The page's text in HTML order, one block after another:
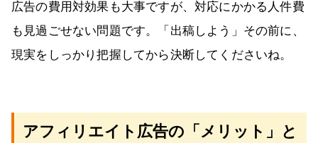
広告の費用対効果も大事ですが、対応にかかる人件費
も見過ごせない問題です。「出稿しよう」その前に、
現実をしっかり把握してから決断してくださいね。
アフィリエイト広告の「メリット」と